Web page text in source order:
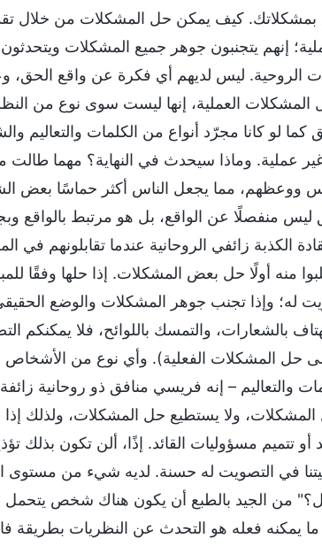
بمشكلاتك. كيف يمكن حل المشكلات من خلال
إنهم يتجنبون جوهر جميع المشكلات
الروحية. ليس لديهم أي فكرة عن واقع الحق،
المشكلات العملية، إنها ليست سوى نوع من
كما لو كانا مجرّد أنواع من الكلمات والتعاليم
عملية. وماذا سيحدث في النهاية؟ مهما
ووعظهم، مما يجعل الناس أكثر حماسًا بعض
منفصلًا عن الواقع، بل هو مرتبط بالواقع
الكذبة زائفي الروحانية عندما تقابلونهم في
منه أولًا حل بعض المشكلات. إذا حلها وفقًا
له؛ وإذا تجنب جوهر المشكلات والوضع
بالشعارات، والتمسك باللوائح، فلا
حل المشكلات الفعلية). وأي نوع من الأشخاص
والتعاليم – إنه فريسي منافق ذو روحانية
ولا يستطيع حل المشكلات، ولذلك إذا
أو تتميم مسؤوليات القائد. إذًا، ألن تكون
في التصويت له حسنة. لديه شيء من مستوى
من الجيد بالطبع أن يكون هناك شخص يتحمل
فعله هو التحدث عن النظريات بطريقة